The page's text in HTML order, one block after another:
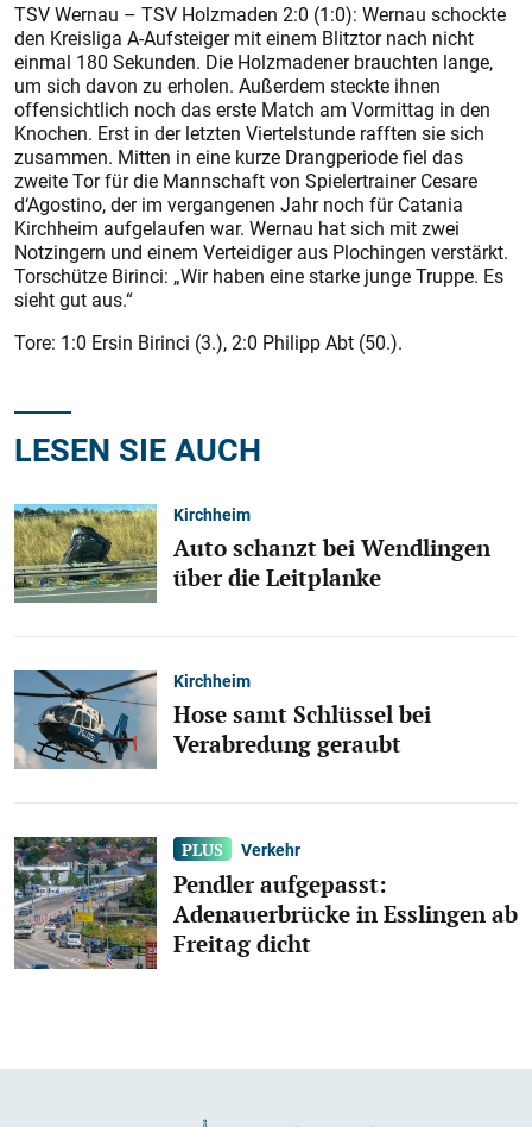
TSV Wernau – TSV Holzmaden 2:0 (1:0): Wernau schockte
den Kreisliga A-Aufsteiger mit einem Blitztor nach nicht
einmal 180 Sekunden. Die Holzmadener brauchten lange,
um sich davon zu erholen. Außerdem steckte ihnen
offensichtlich noch das erste Match am Vormittag in den
Knochen. Erst in der letzten Viertelstunde rafften sie sich
zusammen. Mitten in eine kurze Drangperiode fiel das
zweite Tor für die Mannschaft von Spielertrainer Cesare
d‘Agostino, der im vergangenen Jahr noch für Catania
Kirchheim aufgelaufen war. Wernau hat sich mit zwei
Notzingern und einem Verteidiger aus Plochingen verstärkt.
Torschütze Birinci: „Wir haben eine starke junge Truppe. Es
sieht gut aus.“
Tore: 1:0 Ersin Birinci (3.), 2:0 Philipp Abt (50.).
LESEN SIE AUCH
Kirchheim
Auto schanzt bei Wendlingen
über die Leitplanke
Kirchheim
Hose samt Schlüssel bei
Verabredung geraubt
Verkehr
Pendler aufgepasst:
Adenauerbrücke in Esslingen ab
Freitag dicht